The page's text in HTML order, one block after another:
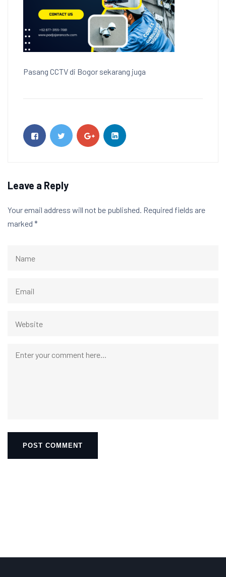
Pasang CCTV di Bogor sekarang juga
Leave a Reply
Your email address will not be published. Required fields are
marked *